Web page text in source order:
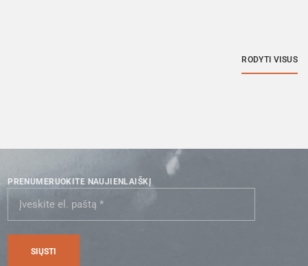
RODYTI VISUS
PRENUMERUOKITE NAUJIENLAIŠKĮ